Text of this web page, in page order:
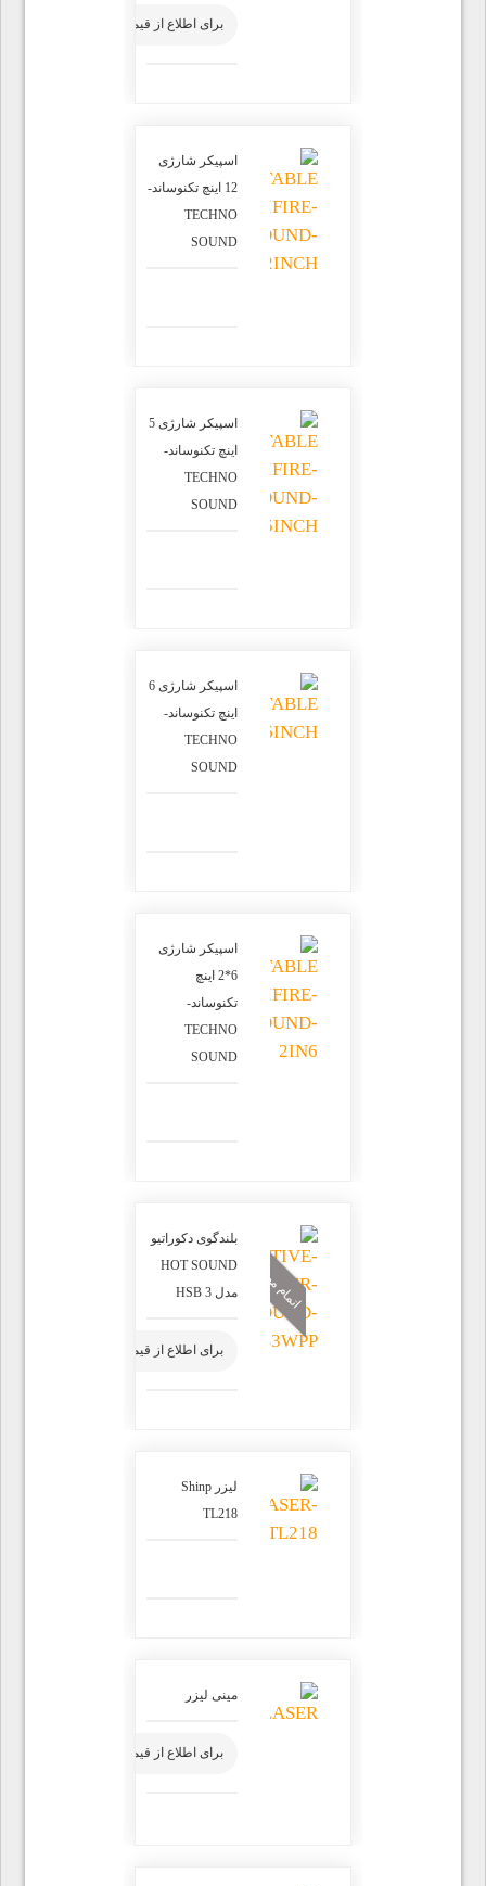
برای اطلاع از قیمت محصول تماس بگیرید
اسپیکر شارژی
12 اینچ تکنوساند-
TECHNO
SOUND
اسپیکر شارژی 5
اینچ تکنوساند-
TECHNO
SOUND
اسپیکر شارژی 6
اینچ تکنوساند-
TECHNO
SOUND
اسپیکر شارژی
6*2 اینچ
تکنوساند-
TECHNO
SOUND
اتمام موجودی
بلندگوی دکوراتیو
HOT SOUND
مدل HSB 3
برای اطلاع از قیمت محصول تماس بگیرید
لیزر Shinp
TL218
مینی لیزر
برای اطلاع از قیمت محصول تماس بگیرید